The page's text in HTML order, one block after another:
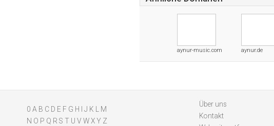
aynur-music.com aynur.de
0 A B C D E F G H J K
M
N O P Q R S T U V WXY Z
Über uns
Kontakt